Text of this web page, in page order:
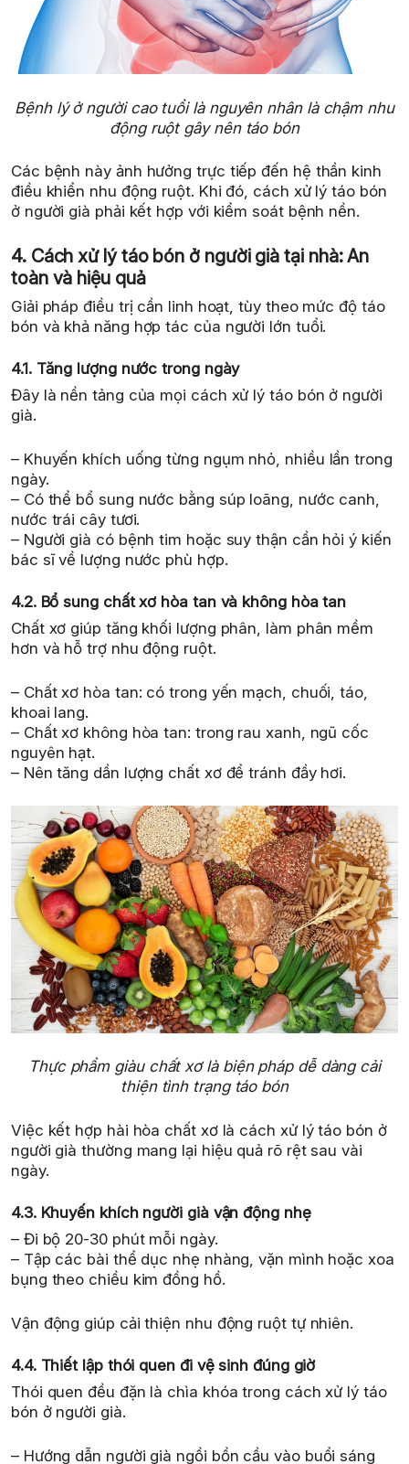
Bệnh lý ở người cao tuổi là nguyên nhân là chậm nhu
động ruột gây nên táo bón
Các bệnh này ảnh hưởng trực tiếp đến hệ thần kinh
điều khiển nhu động ruột. Khi đó, cách xử lý táo bón
ở người già phải kết hợp với kiểm soát bệnh nền.
4. Cách xử lý táo bón ở người già tại nhà: An
toàn và hiệu quả
Giải pháp điều trị cần linh hoạt, tùy theo mức độ táo
bón và khả năng hợp tác của người lớn tuổi.
4.1. Tăng lượng nước trong ngày
Đây là nền tảng của mọi cách xử lý táo bón ở người
già.
– Khuyến khích uống từng ngụm nhỏ, nhiều lần trong
ngày.
– Có thể bổ sung nước bằng súp loãng, nước canh,
nước trái cây tươi.
– Người già có bệnh tim hoặc suy thận cần hỏi ý kiến
bác sĩ về lượng nước phù hợp.
4.2. Bổ sung chất xơ hòa tan và không hòa tan
Chất xơ giúp tăng khối lượng phân, làm phân mềm
hơn và hỗ trợ nhu động ruột.
– Chất xơ hòa tan: có trong yến mạch, chuối, táo,
khoai lang.
– Chất xơ không hòa tan: trong rau xanh, ngũ cốc
nguyên hạt.
– Nên tăng dần lượng chất xơ để tránh đầy hơi.
Thực phẩm giàu chất xơ là biện pháp dễ dàng cải
thiện tình trạng táo bón
Việc kết hợp hài hòa chất xơ là cách xử lý táo bón ở
người già thường mang lại hiệu quả rõ rệt sau vài
ngày.
4.3. Khuyến khích người già vận động nhẹ
– Đi bộ 20-30 phút mỗi ngày.
– Tập các bài thể dục nhẹ nhàng, vặn mình hoặc xoa
bụng theo chiều kim đồng hồ.
Vận động giúp cải thiện nhu động ruột tự nhiên.
4.4. Thiết lập thói quen đi vệ sinh đúng giờ
Thói quen đều đặn là chìa khóa trong cách xử lý táo
bón ở người già.
– Hướng dẫn người già ngồi bồn cầu vào buổi sáng